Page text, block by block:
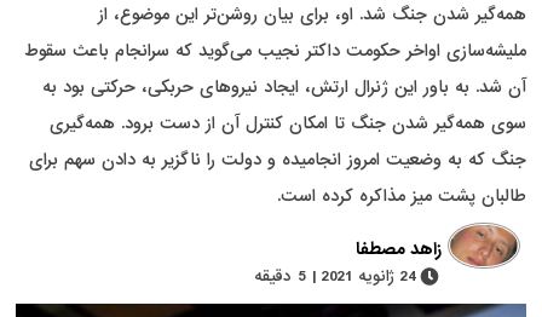
همه‌گیر شدن جنگ شد. او، برای بیان روشن‌تر این موضوع، از
ملیشه‌سازی اواخر حکومت داکتر نجیب می‌گوید که سرانجام باعث سقوط
آن شد. به باور این ژنرال ارتش، ایجاد نیروهای حربکی، حرکتی بود به
سوی همه‌گیر شدن جنگ تا امکان کنترل آن از دست برود. همه‌گیری
جنگ که به وضعیت امروز انجامیده و دولت را ناگزیر به دادن سهم برای
طالبان پشت میز مذاکره کرده است.
زاهد مصطفا
24 ژانویه 2021 | 5 دقیقه